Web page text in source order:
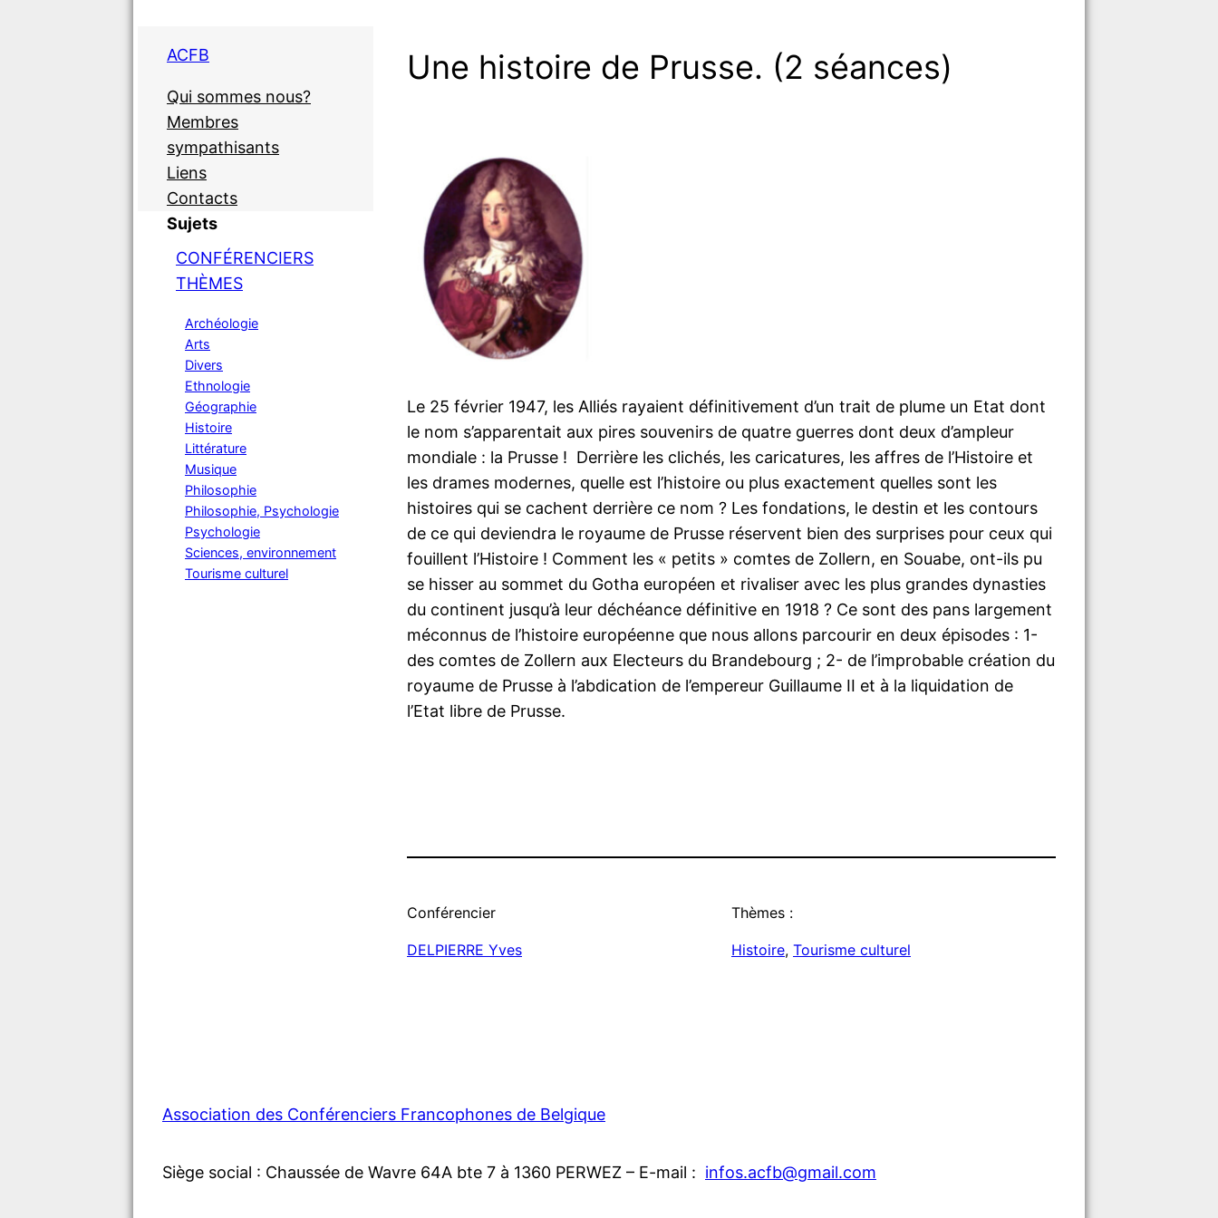
ACFB
Qui sommes nous?
Membres
sympathisants
Liens
Contacts
Sujets
CONFÉRENCIERS
THÈMES
Archéologie
Arts
Divers
Ethnologie
Géographie
Histoire
Littérature
Musique
Philosophie
Philosophie, Psychologie
Psychologie
Sciences, environnement
Tourisme culturel
Une histoire de Prusse. (2 séances)
Le 25 février 1947, les Alliés rayaient définitivement d’un trait de plume un Etat dont
le nom s’apparentait aux pires souvenirs de quatre guerres dont deux d’ampleur
mondiale : la Prusse ! Derrière les clichés, les caricatures, les affres de l’Histoire et
les drames modernes, quelle est l’histoire ou plus exactement quelles sont les
histoires qui se cachent derrière ce nom ? Les fondations, le destin et les contours
de ce qui deviendra le royaume de Prusse réservent bien des surprises pour ceux qui
fouillent l’Histoire ! Comment les « petits » comtes de Zollern, en Souabe, ont-ils pu
se hisser au sommet du Gotha européen et rivaliser avec les plus grandes dynasties
du continent jusqu’à leur déchéance définitive en 1918 ? Ce sont des pans largement
méconnus de l’histoire européenne que nous allons parcourir en deux épisodes : 1-
des comtes de Zollern aux Electeurs du Brandebourg ; 2- de l’improbable création du
royaume de Prusse à l’abdication de l’empereur Guillaume II et à la liquidation de
l’Etat libre de Prusse.
Conférencier
DELPIERRE Yves
Thèmes :
Histoire, Tourisme culturel
Association des Conférenciers Francophones de Belgique
Siège social : Chaussée de Wavre 64A bte 7 à 1360 PERWEZ – E-mail : infos.acfb@gmail.com